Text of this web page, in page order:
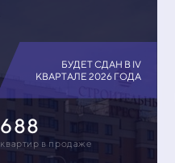
БУДЕТ СДАН В IV
КВАРТАЛЕ 2026 ГОДА
688
квартир в продаже